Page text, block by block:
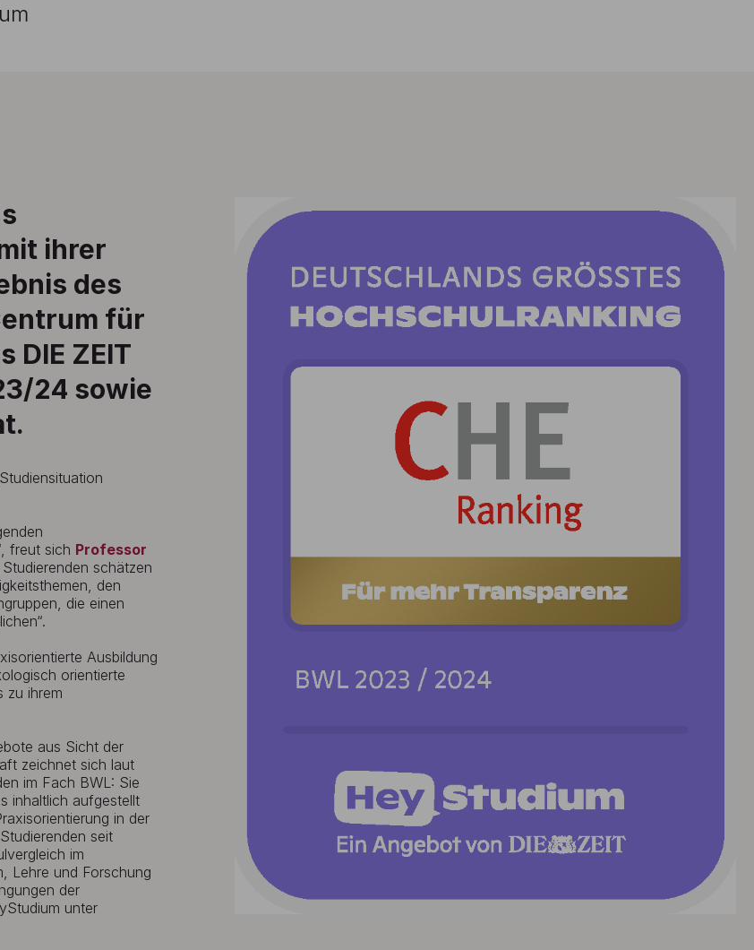
ihrer
des
für
DIE ZEIT
24 sowie
freut sich Professor
Studierenden schätzen
den
die einen
Ausbildung
orientierte
zu ihrem
aus Sicht der
zeichnet sich laut
im Fach BWL: Sie
inhaltlich aufgestellt
in der
seit
im
Lehre und Forschung
der
unter